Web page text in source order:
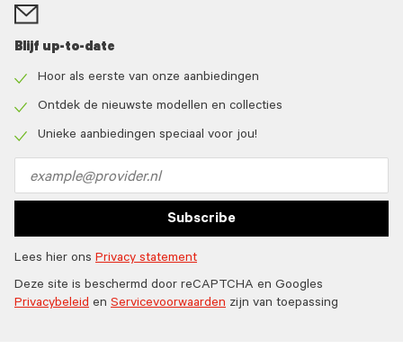
Blijf up-to-date
icon
Hoor als eerste van onze aanbiedingen
icon
Ontdek de nieuwste modellen en collecties
Unieke aanbiedingen speciaal voor jou!
address
Subscribe
Lees hier ons Privacy statement
Deze site is beschermd door reCAPTCHA en Googles
Privacybeleid en Servicevoorwaarden zijn van toepassing